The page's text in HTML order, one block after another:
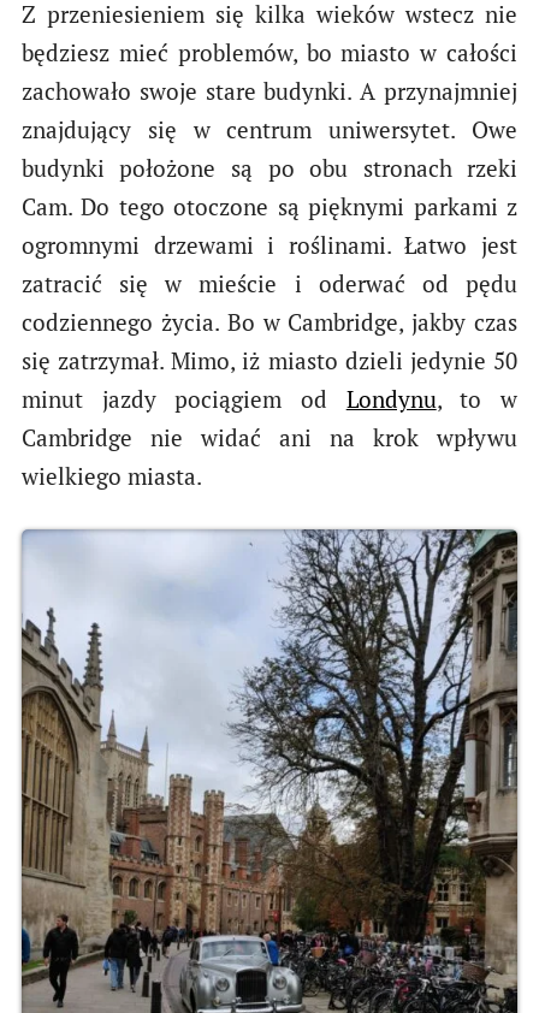
Z przeniesieniem się kilka wieków wstecz nie
będziesz mieć problemów, bo miasto w całości
zachowało swoje stare budynki. A przynajmniej
znajdujący się w centrum uniwersytet. Owe
budynki położone są po obu stronach rzeki
Cam. Do tego otoczone są pięknymi parkami z
ogromnymi drzewami i roślinami. Łatwo jest
zatracić się w mieście i oderwać od pędu
codziennego życia. Bo w Cambridge, jakby czas
się zatrzymał. Mimo, iż miasto dzieli jedynie 50
minut jazdy pociągiem od Londynu, to w
Cambridge nie widać ani na krok wpływu
wielkiego miasta.